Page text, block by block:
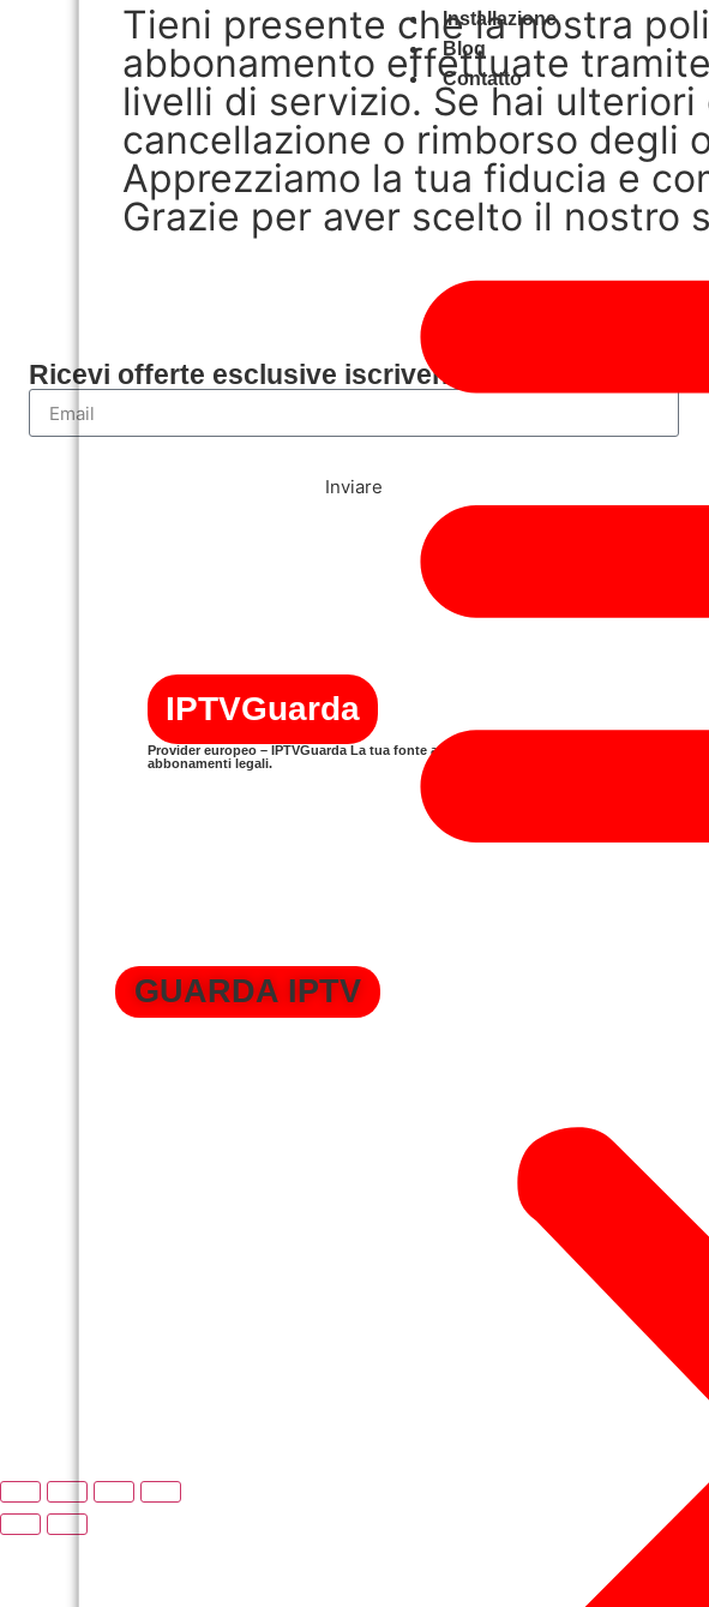
GUARDA IPTV
Installazione
Blog
Contatto
Tieni presente che la nostra
abbonamento effettuate
livelli di servizio. Se hai
cancellazione o rimborso degli
Apprezziamo la tua fiducia e
Grazie per aver scelto il nostro
Ricevi offerte esclusive iscrivendoti con noi.
Inviare
IPTVGuarda
Provider europeo – IPTVGuarda La tua fonte affidabile per gli
abbonamenti legali.